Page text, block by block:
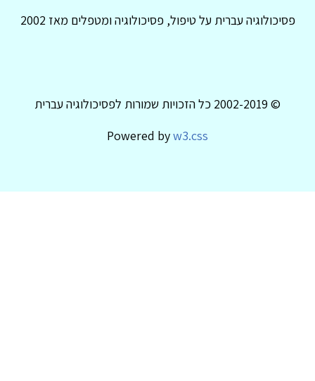
פסיכולוגיה עברית על טיפול, פסיכולוגיה ומטפלים מאז 2002
© 2002-2019 כל הזכויות שמורות לפסיכולוגיה עברית
Powered byw3.css